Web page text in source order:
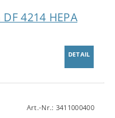
4214 HEPA
DETAIL
Art.-Nr.: 3411000400